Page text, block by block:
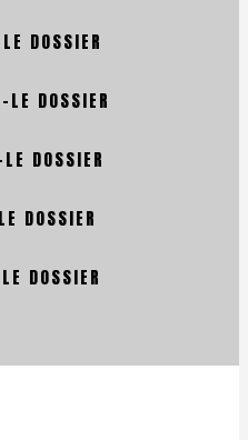
DOSSIER
LE DOSSIER
DOSSIER
DOSSIER
DOSSIER